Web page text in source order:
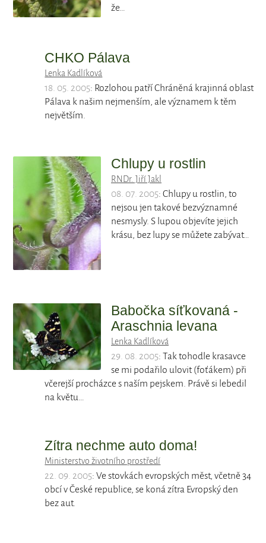
že…
CHKO Pálava
Lenka Kadlíková
18. 05. 2005: Rozlohou patří Chráněná krajinná oblast
Pálava k našim nejmenším, ale významem k těm
největším.
Chlupy u rostlin
RNDr. Jiří Jakl
08. 07. 2005: Chlupy u rostlin, to
nejsou jen takové bezvýznamné
nesmysly. S lupou objevíte jejich
krásu, bez lupy se můžete zabývat…
Babočka síťkovaná -
Araschnia levana
Lenka Kadlíková
29. 08. 2005: Tak tohodle krasavce
se mi podařilo ulovit (foťákem) při
včerejší procházce s naším pejskem. Právě si lebedil
na květu…
Zítra nechme auto doma!
Ministerstvo životního prostředí
22. 09. 2005: Ve stovkách evropských měst, včetně 34
obcí v České republice, se koná zítra Evropský den
bez aut.